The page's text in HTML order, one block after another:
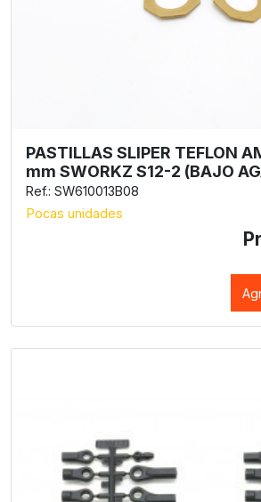
PASTILLAS SLIPER TEFLON
mm SWORKZ S12-2 (BAJO
Ref.: SW610013B08
Pocas unidades